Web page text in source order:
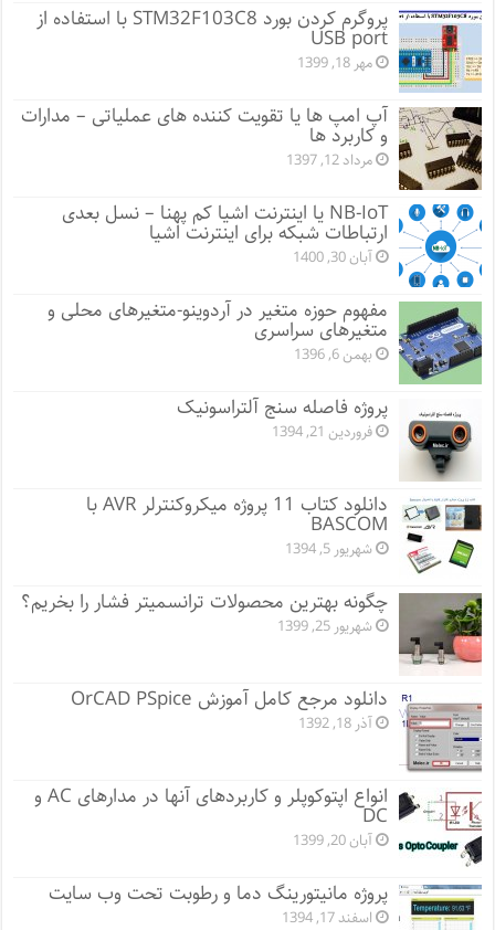
پروگرم کردن بورد STM32F103C8 با استفاده از
USB port
مهر 18, 1399
آپ امپ ها یا تقویت کننده های عملیاتی – مدارات
و کاربرد ها
مرداد 12, 1397
NB-IoT یا اینترنت اشیا کم پهنا – نسل بعدی
ارتباطات شبکه برای اینترنت اشیا
آبان 30, 1400
مفهوم حوزه متغیر در آردوینو-متغیرهای محلی و
متغیرهای سراسری
بهمن 6, 1396
پروژه فاصله سنج آلتراسونیک
فروردین 21, 1394
دانلود کتاب 11 پروژه میکروکنترلر AVR با
BASCOM
شهریور 5, 1394
چگونه بهترین محصولات ترانسمیتر فشار را بخریم؟
شهریور 25, 1399
دانلود مرجع کامل آموزش OrCAD PSpice
آذر 18, 1392
انواع اپتوکوپلر و کاربردهای آنها در مدارهای AC و
DC
آبان 20, 1399
پروژه مانيتورينگ دما و رطوبت تحت وب سایت
اسفند 17, 1394